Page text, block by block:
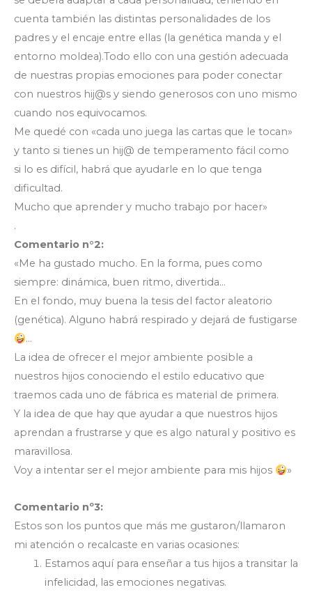
cuenta también las distintas personalidades de los
padres y el encaje entre ellas (la genética manda y el
entorno moldea).Todo ello con una gestión adecuada
de nuestras propias emociones para poder conectar
con nuestros hij@s y siendo generosos con uno mismo
cuando nos equivocamos.
Me quedé con «cada uno juega las cartas que le tocan»
y tanto si tienes un hij@ de temperamento fácil como
si lo es difícil, habrá que ayudarle en lo que tenga
dificultad.
Mucho que aprender y mucho trabajo por hacer»
.
Comentario n°2:
«Me ha gustado mucho. En la forma, pues como
siempre: dinámica, buen ritmo, divertida…
En el fondo, muy buena la tesis del factor aleatorio
(genética). Alguno habrá respirado y dejará de fustigarse
…
La idea de ofrecer el mejor ambiente posible a
nuestros hijos conociendo el estilo educativo que
traemos cada uno de fábrica es material de primera.
Y la idea de que hay que ayudar a que nuestros hijos
aprendan a frustrarse y que es algo natural y positivo es
maravillosa.
Voy a intentar ser el mejor ambiente para mis hijos
»
Comentario nº3:
Estos son los puntos que más me gustaron/llamaron
mi atención o recalcaste en varias ocasiones:
Estamos aquí para enseñar a tus hijos a transitar la
infelicidad, las emociones negativas.